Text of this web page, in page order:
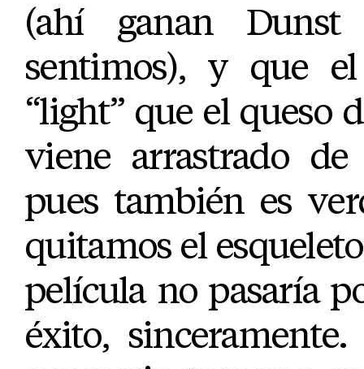
(ahí ganan
sentimos), y que
“light” que el queso
viene arrastrado
pues también es
quitamos el
película no pasaría
éxito,